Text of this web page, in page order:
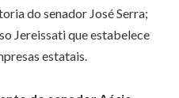
do senador José Serra;
Jereissati que estabelece
estatais.